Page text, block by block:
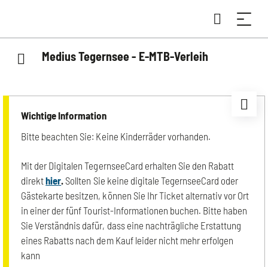
Medius Tegernsee - E-MTB-Verleih
Wichtige Information
Bitte beachten Sie: Keine Kinderräder vorhanden.
Mit der Digitalen TegernseeCard erhalten Sie den Rabatt
direkthier. Sollten Sie keine digitale TegernseeCard oder
Gästekarte besitzen, können Sie Ihr Ticket alternativ vor Ort
in einer der fünf Tourist-Informationen buchen. Bitte haben
Sie Verständnis dafür, dass eine nachträgliche Erstattung
eines Rabatts nach dem Kauf leider nicht mehr erfolgen
kann